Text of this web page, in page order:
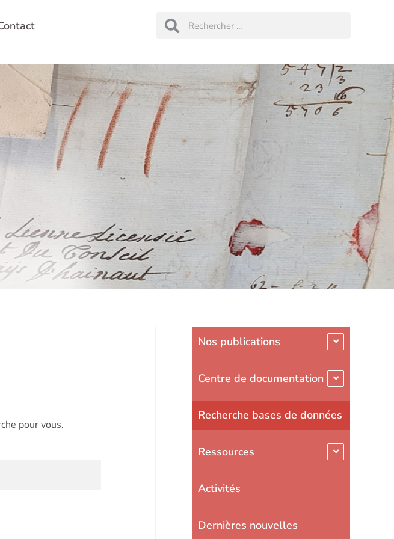
RechercherRechercher
pour vous.
Nos publications
Centre de documentation
Recherche bases de données
Ressources
Activités
Dernières nouvelles